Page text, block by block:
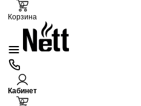
0
Корзина
Кабинет
0